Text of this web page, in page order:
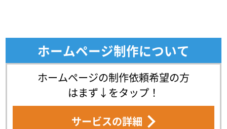
ホームページ制作について
ホームページの制作依頼希望の方
はまず↓をタップ！
サービスの詳細